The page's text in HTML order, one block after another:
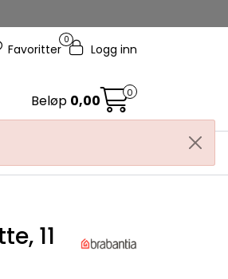
0
Favoritter Logg inn
Beløp 0,00 0
11